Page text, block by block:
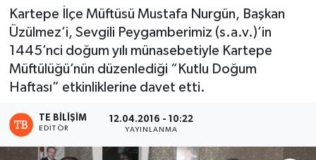
Kartepe İlçe Müftüsü Mustafa Nurgün, Başkan
Üzülmez’i, Sevgili Peygamberimiz (s.a.v.)’in
1445’nci doğum yılı münasebetiyle Kartepe
Müftülüğü’nün düzenlediği “Kutlu Doğum
Haftası” etkinliklerine davet etti.
TE BILIŞIM
EDITÖR
12.04.2016 - 10:22
YAYINLANMA